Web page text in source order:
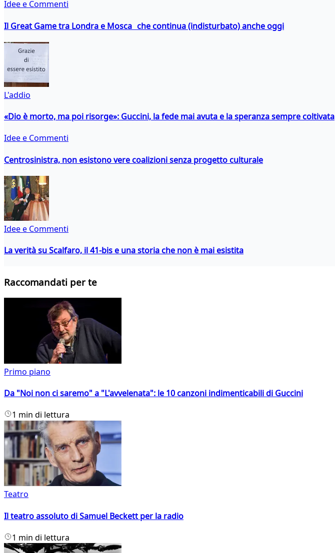
Idee e Commenti
Il Great Game tra Londra e Mosca che continua (indisturbato) anche oggi
L'addio
«Dio è morto, ma poi risorge»: Guccini, la fede mai avuta e la speranza sempre coltivata
Idee e Commenti
Centrosinistra, non esistono vere coalizioni senza progetto culturale
Idee e Commenti
La verità su Scalfaro, il 41-bis e una storia che non è mai esistita
Raccomandati per te
Primo piano
Da "Noi non ci saremo" a "L'avvelenata": le 10 canzoni indimenticabili di Guccini
1 min di lettura
Teatro
Il teatro assoluto di Samuel Beckett per la radio
1 min di lettura